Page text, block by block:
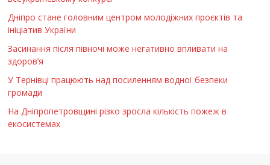
Дніпро стане головним центром молодіжних проєктів та
ініціатив України
Засинання після півночі може негативно впливати на
здоров’я
У Тернівці працюють над посиленням водної безпеки
громади
На Дніпропетровщині різко зросла кількість пожеж в
екосистемах